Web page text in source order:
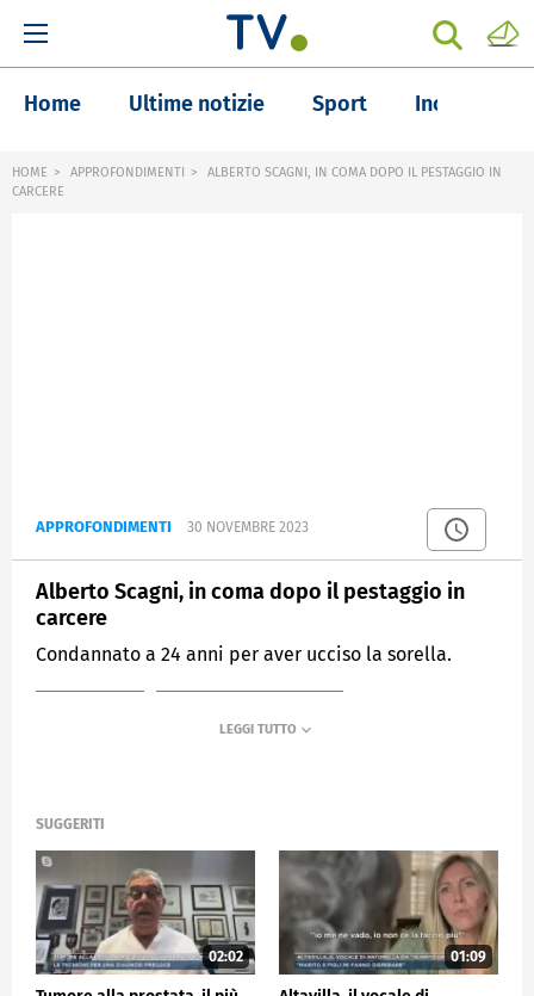
Home Ultime notizie Sport Inchieste
HOME APPROFONDIMENTI
ALBERTO SCAGNI, IN COMA DOPO IL PESTAGGIO IN
CARCERE
APPROFONDIMENTI 30 NOVEMBRE 2023
Alberto Scagni, in coma dopo il pestaggio in
carcere
Condannato a 24 anni per aver ucciso la sorella.
SUGGERITI
02:02 01:09